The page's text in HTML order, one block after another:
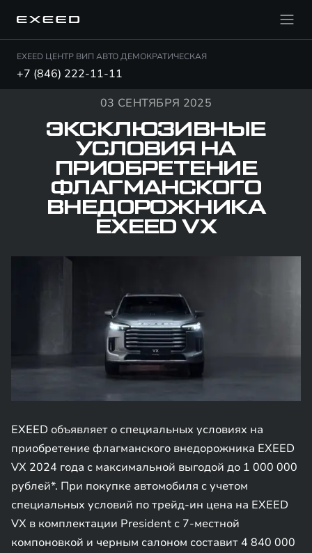
EXEED ЦЕНТР ВИП АВТО ДЕМОКРАТИЧЕСКАЯ
+7 (846) 222-11-11
03 СЕНТЯБРЯ 2025
ЭКСКЛЮЗИВНЫЕ
УСЛОВИЯ НА
ПРИОБРЕТЕНИЕ
ФЛАГМАНСКОГО
ВНЕДОРОЖНИКА
EXEED VX
EXEED объявляет о специальных условиях на
приобретение флагманского внедорожника EXEED
VX 2024 года с максимальной выгодой до 1 000 000
рублей*. При покупке автомобиля с учетом
специальных условий по трейд-ин цена на EXEED
VX в комплектации President с 7-местной
компоновкой и черным салоном составит 4 840 000